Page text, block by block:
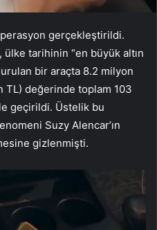
gerçekleştirildi.
tarihinin “en büyük altın
bir araçta 8.2 milyon
TL) değerinde toplam 103
geçirildi. Üstelik bu
Suzy Alencar’ın
gizlenmişti.